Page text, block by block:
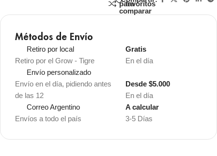
para
comparar
favoritos
Métodos de Envío
Retiro por local
Retiro por el Grow - Tigre
En el día
Gratis
Envío personalizado
Envío en el día, pidiendo antes
de las 12
En el día
Desde $5.000
Correo Argentino
Envíos a todo el país
3-5 Días
A calcular